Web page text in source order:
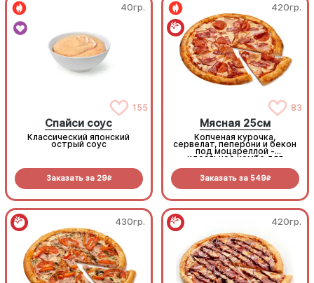
40гр.
155
Спайси соус
Классический японский
острый соус
Заказать за 29R
420гр.
83
Мясная 25см
Копченая курочка,
сервелат, пеперони и бекон
под моцареллой -
идеальное комбо для
Заказать за 549R
430гр. 420гр.